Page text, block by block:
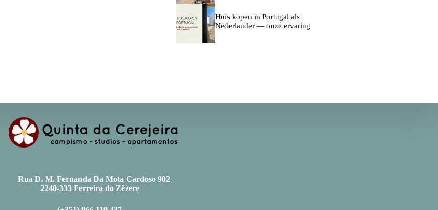
Huis kopen in Portugal als
Nederlander — onze ervaring
Rua D. M. Fernanda Da Mota Cardoso 902
2240-333 Ferreira do Zêzere